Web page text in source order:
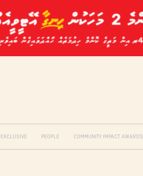
EXCLUSIVE PEOPLE COMMUNITY IMPACT AWARDS